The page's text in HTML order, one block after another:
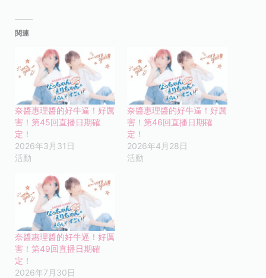
関連
奈醬惠理醬的好牛逼！好厲
害！第45回直播日期確
定！
2026年3月31日
活動
奈醬惠理醬的好牛逼！好厲
害！第46回直播日期確
定！
2026年4月28日
活動
奈醬惠理醬的好牛逼！好厲
害！第49回直播日期確
定！
2026年7月30日